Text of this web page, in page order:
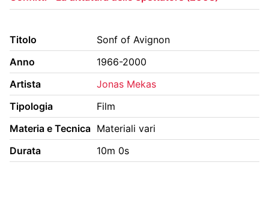
FONDO STORICO
BIBLIOTECA E PERIODICI
CINETECA
FONDO ARTISTICO
FOTOTECA
MANIFESTI
MEDIATECA
RACCOLTA DOCUMENTARIA
RASSEGNA STAMPA
FONDI ESTERNI
Titolo
Sonf of Avignon
Anno
1966-2000
Artista
Jonas Mekas
Tipologia
Film
Materia e Tecnica Materiali vari
Durata
10m 0s